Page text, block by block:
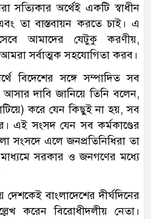
সত্যিকার অর্থেই একটি স্বাধীন
তা বাস্তবায়ন করতে চাই। এ
আমাদের যেটুকু করণীয়,
সর্বাত্মক সহযোগিতা করব।
বিদেশের সঙ্গে সম্পাদিত সব
দাবি জানিয়ে তিনি বলেন,
করে যেন কিছুই না হয়, সব
এই সংসদ যেন সব কর্মকাণ্ডের
সংসদে এলে জনপ্রতিনিধিরা তা
সরকার ও জনগণের মধ্যে
বাংলাদেশের দীর্ঘদিনের
করেন বিরোধীদলীয় নেতা।